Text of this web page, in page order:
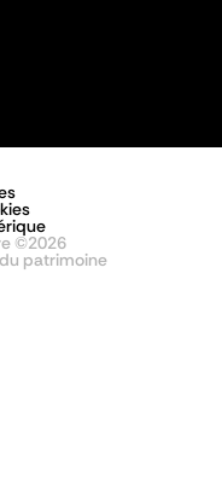
©2026
patrimoine